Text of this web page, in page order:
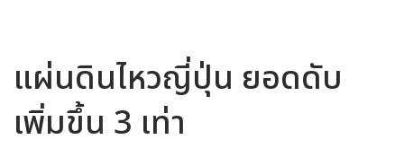
แผ่นดินไหวญี่ปุ่น ยอดดับ
เพิ่มขึ้น 3 เท่า